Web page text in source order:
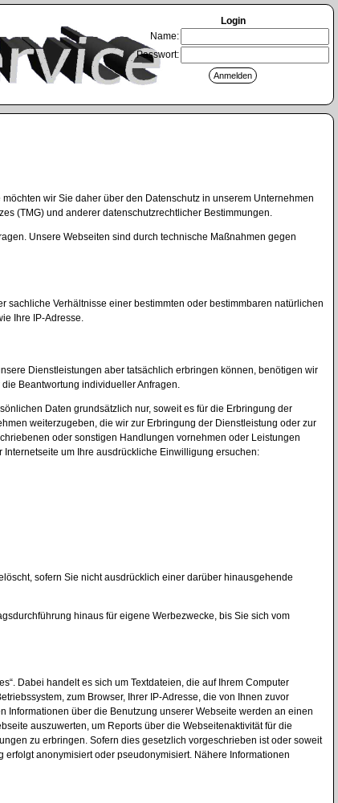
Login
Name:
Passwort:
wir Sie daher über den Datenschutz in unserem Unternehmen
(TMG) und anderer datenschutzrechtlicher Bestimmungen.
Unsere Webseiten sind durch technische Maßnahmen gegen
Verhältnisse einer bestimmten oder bestimmbaren natürlichen
Ihre IP-Adresse.
Dienstleistungen aber tatsächlich erbringen können, benötigen wir
Beantwortung individueller Anfragen.
Daten grundsätzlich nur, soweit es für die Erbringung der
weiterzugeben, die wir zur Erbringung der Dienstleistung oder zur
oder sonstigen Handlungen vornehmen oder Leistungen
um Ihre ausdrückliche Einwilligung ersuchen:
sofern Sie nicht ausdrücklich einer darüber hinausgehende
hinaus für eigene Werbezwecke, bis Sie sich vom
Dabei handelt es sich um Textdateien, die auf Ihrem Computer
zum Browser, Ihrer IP-Adresse, die von Ihnen zuvor
Informationen über die Benutzung unserer Webseite werden an einen
auszuwerten, um Reports über die Webseitenaktivität für die
zu erbringen. Sofern dies gesetzlich vorgeschrieben ist oder soweit
anonymisiert oder pseudonymisiert. Nähere Informationen